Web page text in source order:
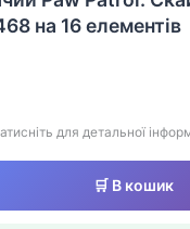
на 16 елементів
для детальної
🛒 В кошик